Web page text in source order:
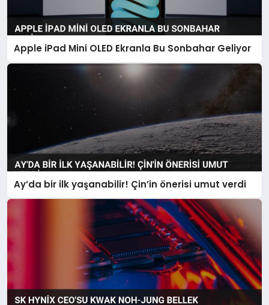
Apple iPad Mini OLED Ekranla Bu Sonbahar Geliyor
Ay’da bir ilk yaşanabilir! Çin’in önerisi umut verdi